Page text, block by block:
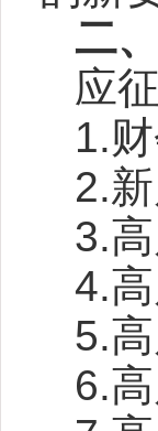
二
应
1.
2.
3.
4.
5.
6.